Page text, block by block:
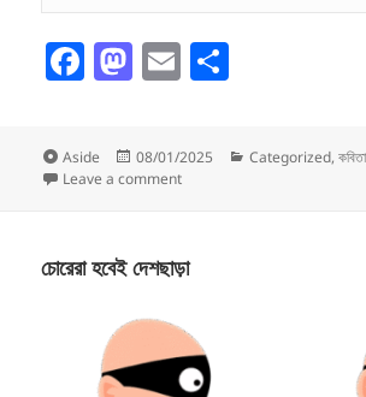
F
e
o
o
k
M
d
n
E
l re
Format
Aside
Posted
on
08/01/2025 Categories
Categorized,কবিতা
Leave a commenton মলিন অতীত
চোরেরা হবেই দেশছাড়া